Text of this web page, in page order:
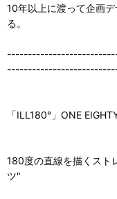
10年以上に渡って企画
る。
「ILL180°」ONE
180度の直線を描くスト
ツ"